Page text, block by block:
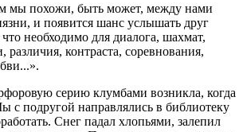
мы похожи, быть может, между нами
и появится шанс услышать друг
необходимо для диалога, шахмат,
различия, контраста, соревнования,
серию клумбами возникла, когда
с подругой направлялись в библиотеку
Снег падал хлопьями, залепил